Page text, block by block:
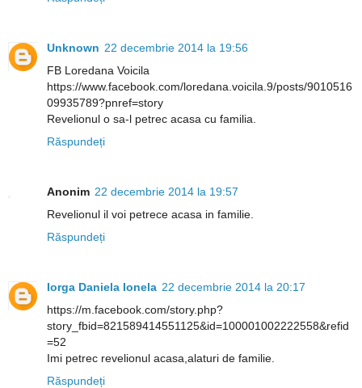
Unknown 22 decembrie 2014 la 19:56
FB Loredana Voicila
https://www.facebook.com/loredana.voicila.9/posts/9010516
09935789?pnref=story
Revelionul o sa-l petrec acasa cu familia.
Răspundeți
Anonim 22 decembrie 2014 la 19:57
Revelionul il voi petrece acasa in familie.
Răspundeți
Iorga Daniela Ionela 22 decembrie 2014 la 20:17
https://m.facebook.com/story.php?
story_fbid=821589414551125&id=100001002222558&refid
=52
Imi petrec revelionul acasa,alaturi de familie.
Răspundeți